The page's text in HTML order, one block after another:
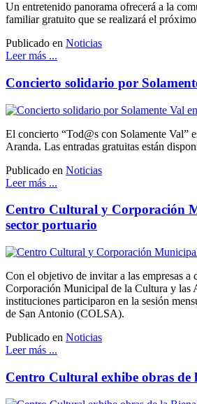
Un entretenido panorama ofrecerá a la
familiar gratuito que se realizará el
Publicado en Noticias
Leer más ...
Concierto solidario por
El concierto “Tod@s con Solamente Val”
Aranda. Las entradas gratuitas están
Publicado en Noticias
Leer más ...
Centro Cultural y Corporación
sector portuario
Con el objetivo de invitar a las empresas
Corporación Municipal de la Cultura y las
instituciones participaron en la sesión
de San Antonio (COLSA).
Publicado en Noticias
Leer más ...
Centro Cultural exhibe obras de